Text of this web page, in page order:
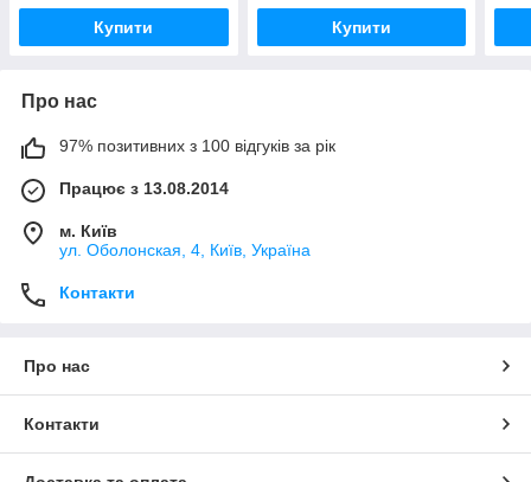
Купити Купити
Про нас
97% позитивних з 100 відгуків за рік
Працює з 13.08.2014
м. Київ
ул. Оболонская, 4, Київ, Україна
Контакти
Про нас
Контакти